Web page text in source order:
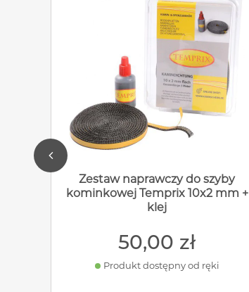
Zestaw naprawczy do szyby
kominkowej Temprix 10x2 mm +
klej
50,00 zł
Produkt dostępny od ręki